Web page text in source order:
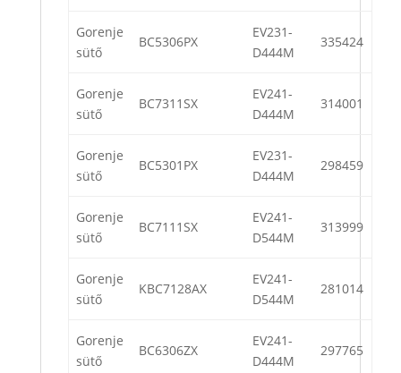
Gorenje
sütő
BC5306PX
EV231-
D444M
335424
Gorenje
sütő
BC7311SX
EV241-
D444M
314001
Gorenje
sütő
BC5301PX
EV231-
D444M
298459
Gorenje
sütő
BC7111SX
EV241-
D544M
313999
Gorenje
sütő
KBC7128AX
EV241-
D544M
281014
Gorenje
sütő
BC6306ZX
EV241-
D444M
297765